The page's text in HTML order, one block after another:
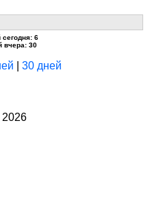
6
вчера: 30
30 дней
2026